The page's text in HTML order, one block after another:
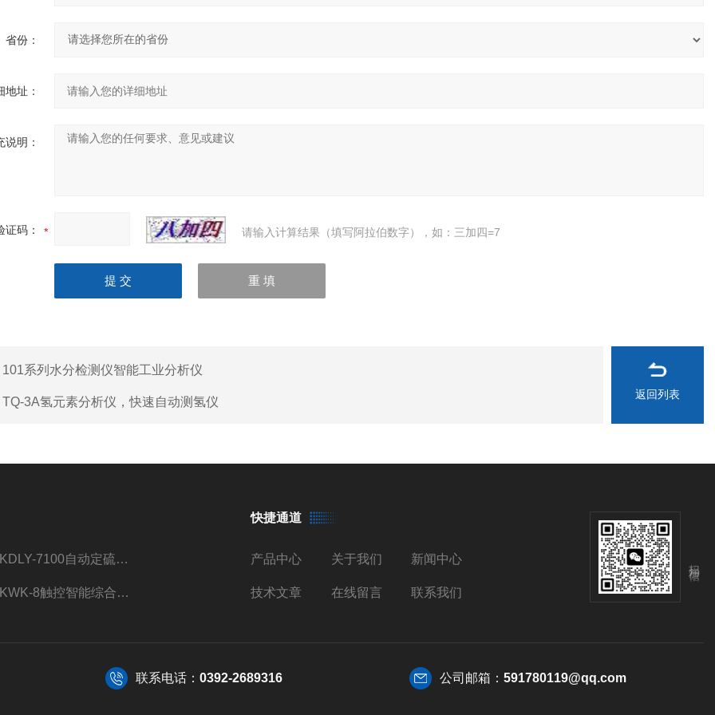
省份：
地址：
说明：
证码： 请输入计算结果（填写阿拉伯数字），如：三加四=7
101系列水分检测仪智能工业分析仪
TQ-3A氢元素分析仪，快速自动测氢仪
返回列表
TKDLY-7100自动定硫仪自动送样测硫仪触控操作
TKWK-8触控智能综合吸附仪煤炭活性炭测定
快捷通道
产品中心 关于我们 新闻中心
技术文章 在线留言 联系我们
联系电话： 0392-2689316 公司邮箱： 591780119@qq.com